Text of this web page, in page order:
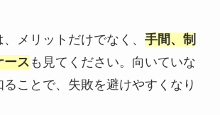
メリットだけでなく、 手間、制
ースも見てください。向いていな
ことで、失敗を避けやすくなり